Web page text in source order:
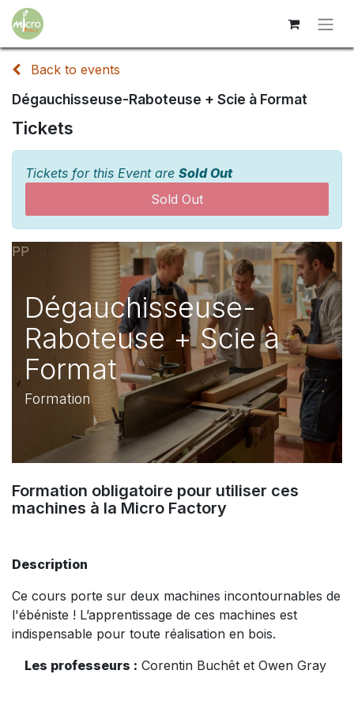
Back to events
Dégauchisseuse-Raboteuse + Scie à Format
Tickets
Tickets for this Event are Sold Out
Sold Out
PP
Dégauchisseuse-
Raboteuse + Scie à
Format
Formation
Formation obligatoire pour utiliser ces
machines à la Micro Factory
Description
Ce cours porte sur deux machines incontournables de
l'ébéniste ! L’apprentissage de ces machines est
indispensable pour toute réalisation en bois.
Les professeurs : Corentin Buchêt et Owen Gray